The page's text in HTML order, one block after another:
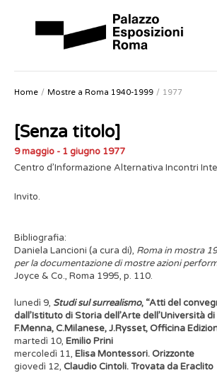
Home Mostre a Roma 1940-1999 1977
[Senza titolo]
9 maggio - 1 giugno 1977
Centro d’Informazione Alternativa Incontri
Invito.
Bibliografia:
Daniela Lancioni (a cura di), Roma in mostra
per la documentazione di mostre azioni
Joyce & Co., Roma 1995, p. 110.
lunedì 9, Studi sul surrealismo, “Atti del
dall’Istituto di Storia dell’Arte dell’Università di
F.Menna, C.Milanese, J.Rysset, Officina
martedì 10, Emilio Prini
mercoledì 11, Elisa Montessori. Orizzonte
giovedì 12, Claudio Cintoli. Trovata da Eraclito